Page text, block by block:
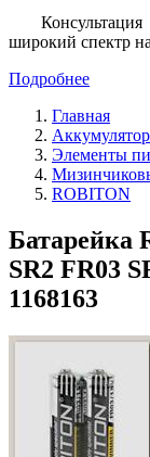
широкий спектр
Подробнее
Главная
Элементы
ROBITON
Батарейка
SR2 FR03
1168163